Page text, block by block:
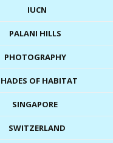
IUCN
PALANI HILLS
PHOTOGRAPHY
OF HABITAT
SINGAPORE
SWITZERLAND